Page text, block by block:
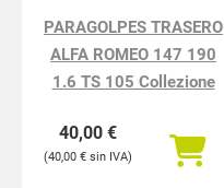
PARAGOLPES TRASERO
ALFA ROMEO 147 190
1.6 TS 105 Collezione
40,00 €
40,00 €